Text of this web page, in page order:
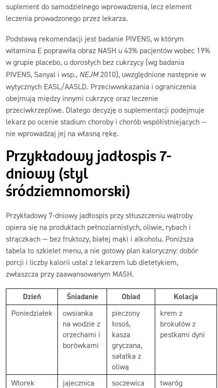
suplement do samodzielnego wprowadzenia, lecz element
leczenia prowadzonego przez lekarza.
Podstawą rekomendacji jest badanie PIVENS, w którym
witamina E poprawiła obraz NASH u 43% pacjentów wobec 19%
w grupie placebo, u dorosłych bez cukrzycy (wg badania
PIVENS, Sanyal i wsp., NEJM2010), uwzględnione następnie w
wytycznych EASL/AASLD. Przeciwwskazania i ograniczenia
obejmują między innymi cukrzycę oraz leczenie
przeciwkrzepliwe. Dlatego decyzję o suplementacji podejmuje
lekarz po ocenie stadium choroby i chorób współistniejących —
nie wprowadzaj jej na własną rękę.
Przykładowy jadłospis 7-
dniowy (styl
śródziemnomorski)
Przykładowy 7-dniowy jadłospis przy stłuszczeniu wątroby
opiera się na produktach pełnoziarnistych, oliwie, rybach i
strączkach — bez fruktozy, białej mąki i alkoholu. Poniższa
tabela to szkielet menu, a nie gotowy plan kaloryczny: dobór
porcji i liczby kalorii ustal z lekarzem lub dietetykiem,
zwłaszcza przy zaawansowanym MASH.
Dzień Śniadanie Obiad Kolacja
Poniedziałek
owsianka
na wodzie z
orzechami i
borówkami
pieczony
łosoś,
kasza
gryczana,
sałatka z
oliwą
krem z
brokułów z
pestkami dyni
Wtorek
jajecznica
soczewica
twaróg